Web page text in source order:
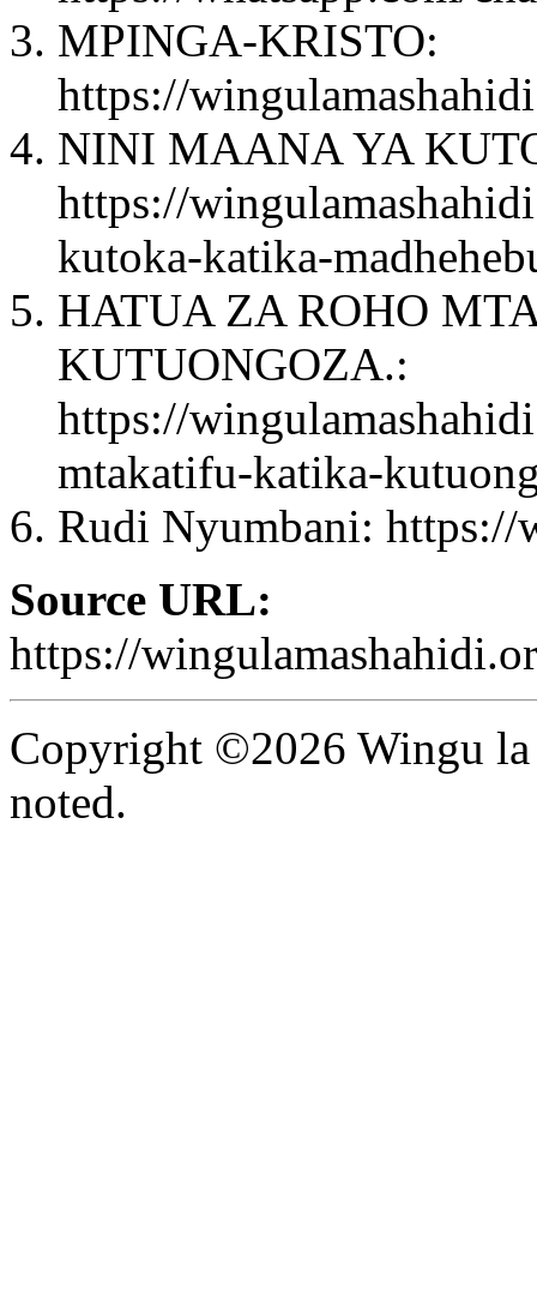
MPINGA-KRISTO:
https://
NINI MAANA YA
https://
kutoka-katika-
HATUA ZA ROHO
KUTUONGOZA.:
https://
mtakatifu-katika-
Rudi Nyumbani: https://
Source URL:
https://
Copyright ©2026 Wingu la
noted.